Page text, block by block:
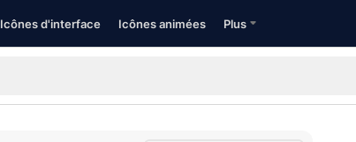
Icônes d'interface Icônes animées Plus